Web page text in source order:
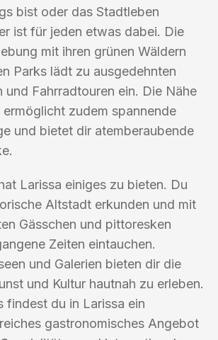
bist oder das Stadtleben
ist für jeden etwas dabei. Die
mit ihren grünen Wäldern
Parks lädt zu ausgedehnten
und Fahrradtouren ein. Die Nähe
ermöglicht zudem spannende
und bietet dir atemberaubende
Larissa einiges zu bieten. Du
Altstadt erkunden und mit
Gässchen und pittoresken
Zeiten eintauchen.
und Galerien bieten dir die
und Kultur hautnah zu erleben.
findest du in Larissa ein
gastronomisches Angebot